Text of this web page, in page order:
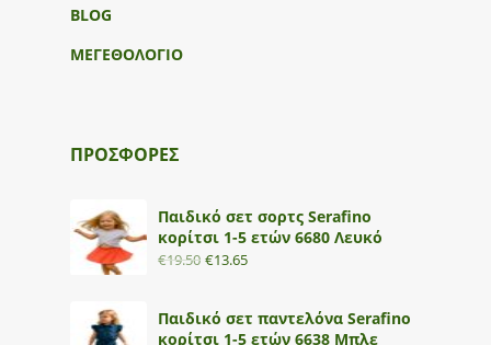
BLOG
ΜΕΓΕΘΟΛΟΓΙΟ
ΠΡΟΣΦΟΡΕΣ
Παιδικό σετ σορτς Serafino
κορίτσι 1-5 ετών 6680 Λευκό
€19.50 €13.65
Παιδικό σετ παντελόνα Serafino
κορίτσι 1-5 ετών 6638 Μπλε